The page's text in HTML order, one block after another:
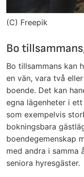
(C) Freepik
Bo
Bo tillsammans kan
en vän, vara två
boende. Det kan
egna lägenheter i
som exempelvis
bokningsbara
boendegemenskap
med andra i samma
seniora hyresgäster.